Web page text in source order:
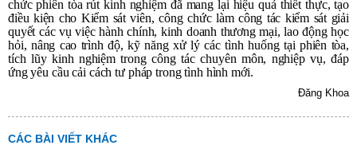
chức phiên tòa rút kinh nghiệm đã mang lại hiệu quả thiết thực, tạo
điều kiện cho Kiểm sát viên, công chức làm công tác kiểm sát giải
quyết các vụ việc hành chính, kinh doanh thương mại, lao động học
hỏi, nâng cao trình độ, kỹ năng xử lý các tình huống tại phiên tòa,
tích lũy kinh nghiệm trong công tác chuyên môn, nghiệp vụ, đáp
ứng yêu cầu cải cách tư pháp trong tình hình mới.
Đăng Khoa
CÁC BÀI VIẾT KHÁC